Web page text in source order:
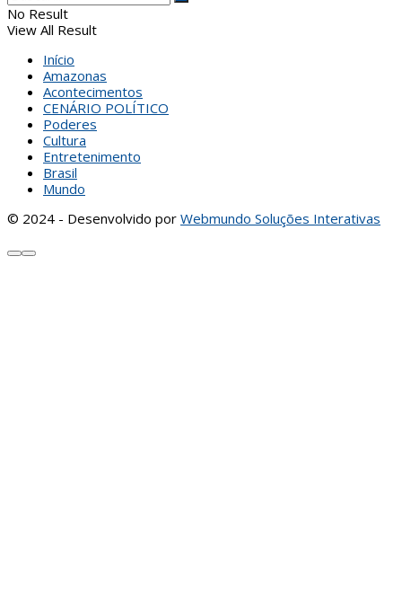
No Result
View All Result
Início
Amazonas
Acontecimentos
CENÁRIO POLÍTICO
Poderes
Cultura
Entretenimento
Brasil
Mundo
© 2024 - Desenvolvido por Webmundo Soluções Interativas